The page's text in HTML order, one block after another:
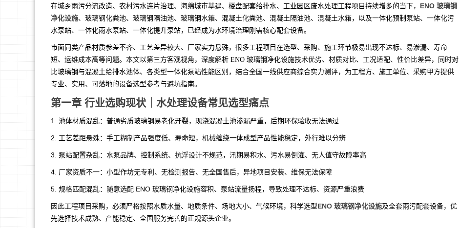
在城乡雨污分流改造、农村污水连片治理、海绵城市基建、楼盘配套给排水、工业园区废水处理工程项目持续增多的当下， ENO 玻璃钢
净化设施、玻璃钢化粪池、玻璃钢隔油池、玻璃钢水箱、混凝土化粪池、混凝土隔油池、混凝土水箱，以及一体化预制泵站、一体化污
水泵站、一体化雨水泵站、一体化提升泵站，已经成为水环境治理刚需核心配套设备。
市面同类产品材质参差不齐、工艺差异较大、厂家实力悬殊，很多工程项目在选型、采购、施工环节极易出现不达标、易渗漏、寿命
短、运维成本高等问题。本文以第三方客观视角，深度解析 ENO 玻璃钢净化设施技术优劣、材质对比、工况适配、性价比差异，同时对
比玻璃钢与混凝土给排水池体、各类型一体化泵站性能区别，结合全国一线供应商综合实力测评，为工程方、施工单位、采购甲方提供
专业、实用、可落地的设备选型参考与避坑指南。
第一章 行业选购现状｜水处理设备常见选型痛点
1. 池体材质混乱：普通劣质玻璃钢易老化开裂，现浇混凝土池渗漏严重，后期环保验收无法通过
2. 工艺差距悬殊：手工糊制产品强度低、寿命短，机械缠绕一体成型产品性能稳定，外行难以分辨
3. 泵站配置杂乱：水泵品牌、控制系统、抗浮设计不规范，汛期易积水、污水易倒灌、无人值守故障率高
4. 厂家资质不一：小型作坊无专利、无检测报告、无全国售后，异地项目安装、维保无法保障
5. 规格匹配混乱：随意选配 ENO 玻璃钢净化设施容积、泵站流量扬程，导致处理不达标、资源严重浪费
因此工程项目采购，必须严格按照水质水量、地质条件、场地大小、气候环境，科学选型ENO 玻璃钢净化设施及全套雨污配套设备，优
先选择技术成熟、产能稳定、全国服务完善的正规源头企业。